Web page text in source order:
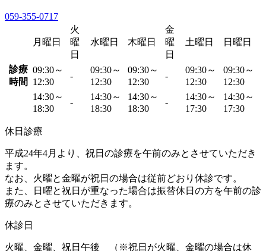
059-355-0717
月曜日
火
曜
日
水曜日 木曜日
金
曜
日
土曜日 日曜日
診療
時間
09:30～
12:30
-
09:30～
12:30
09:30～
12:30
-
09:30～
12:30
09:30～
12:30
14:30～
18:30
-
14:30～
18:30
14:30～
18:30
-
14:30～
17:30
14:30～
17:30
休日診療
平成24年4月より、祝日の診療を午前のみとさせていただき
ます。
なお、火曜と金曜が祝日の場合は従前どおり休診です。
また、日曜と祝日が重なった場合は振替休日の方を午前の診
療のみとさせていただきます。
休診日
火曜、金曜、祝日午後 （※祝日が火曜、金曜の場合は休